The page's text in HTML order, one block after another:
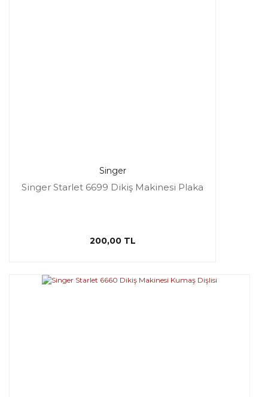
Singer
Singer Starlet 6699 Dikiş Makinesi Plaka
200,00 TL